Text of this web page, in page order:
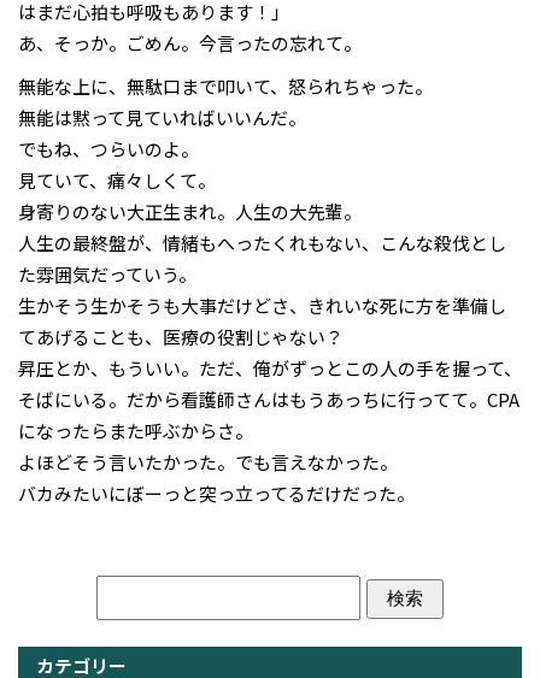
はまだ心拍も呼吸もあります！」
あ、そっか。ごめん。今言ったの忘れて。
無能な上に、無駄口まで叩いて、怒られちゃった。
無能は黙って見ていればいいんだ。
でもね、つらいのよ。
見ていて、痛々しくて。
身寄りのない大正生まれ。人生の大先輩。
人生の最終盤が、情緒もへったくれもない、こんな殺伐とし
た雰囲気だっていう。
生かそう生かそうも大事だけどさ、きれいな死に方を準備し
てあげることも、医療の役割じゃない？
昇圧とか、もういい。ただ、俺がずっとこの人の手を握って、
そばにいる。だから看護師さんはもうあっちに行ってて。CPA
になったらまた呼ぶからさ。
よほどそう言いたかった。でも言えなかった。
バカみたいにぼーっと突っ立ってるだけだった。
カテゴリー